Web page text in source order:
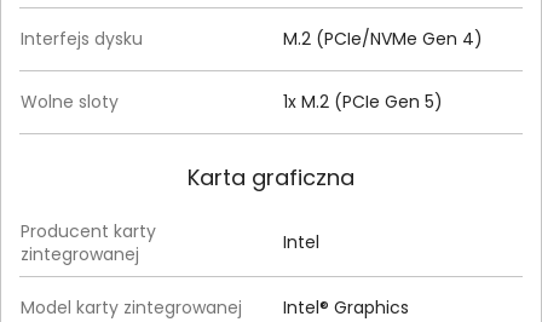
Interfejs dysku M.2 (PCIe/NVMe Gen 4)
Wolne sloty 1x M.2 (PCIe Gen 5)
Karta graficzna
Producent karty
zintegrowanej
Intel
Model karty zintegrowanej Intel® Graphics